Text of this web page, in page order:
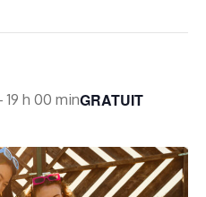
-19 h 00 minGRATUIT